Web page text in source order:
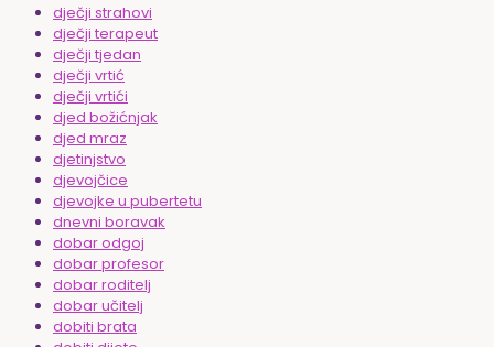
dječji strahovi
dječji terapeut
dječji tjedan
dječji vrtić
dječji vrtići
djed božićnjak
djed mraz
djetinjstvo
djevojčice
djevojke u pubertetu
dnevni boravak
dobar odgoj
dobar profesor
dobar roditelj
dobar učitelj
dobiti brata